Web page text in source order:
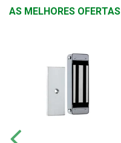
AS MELHORES OFERTAS